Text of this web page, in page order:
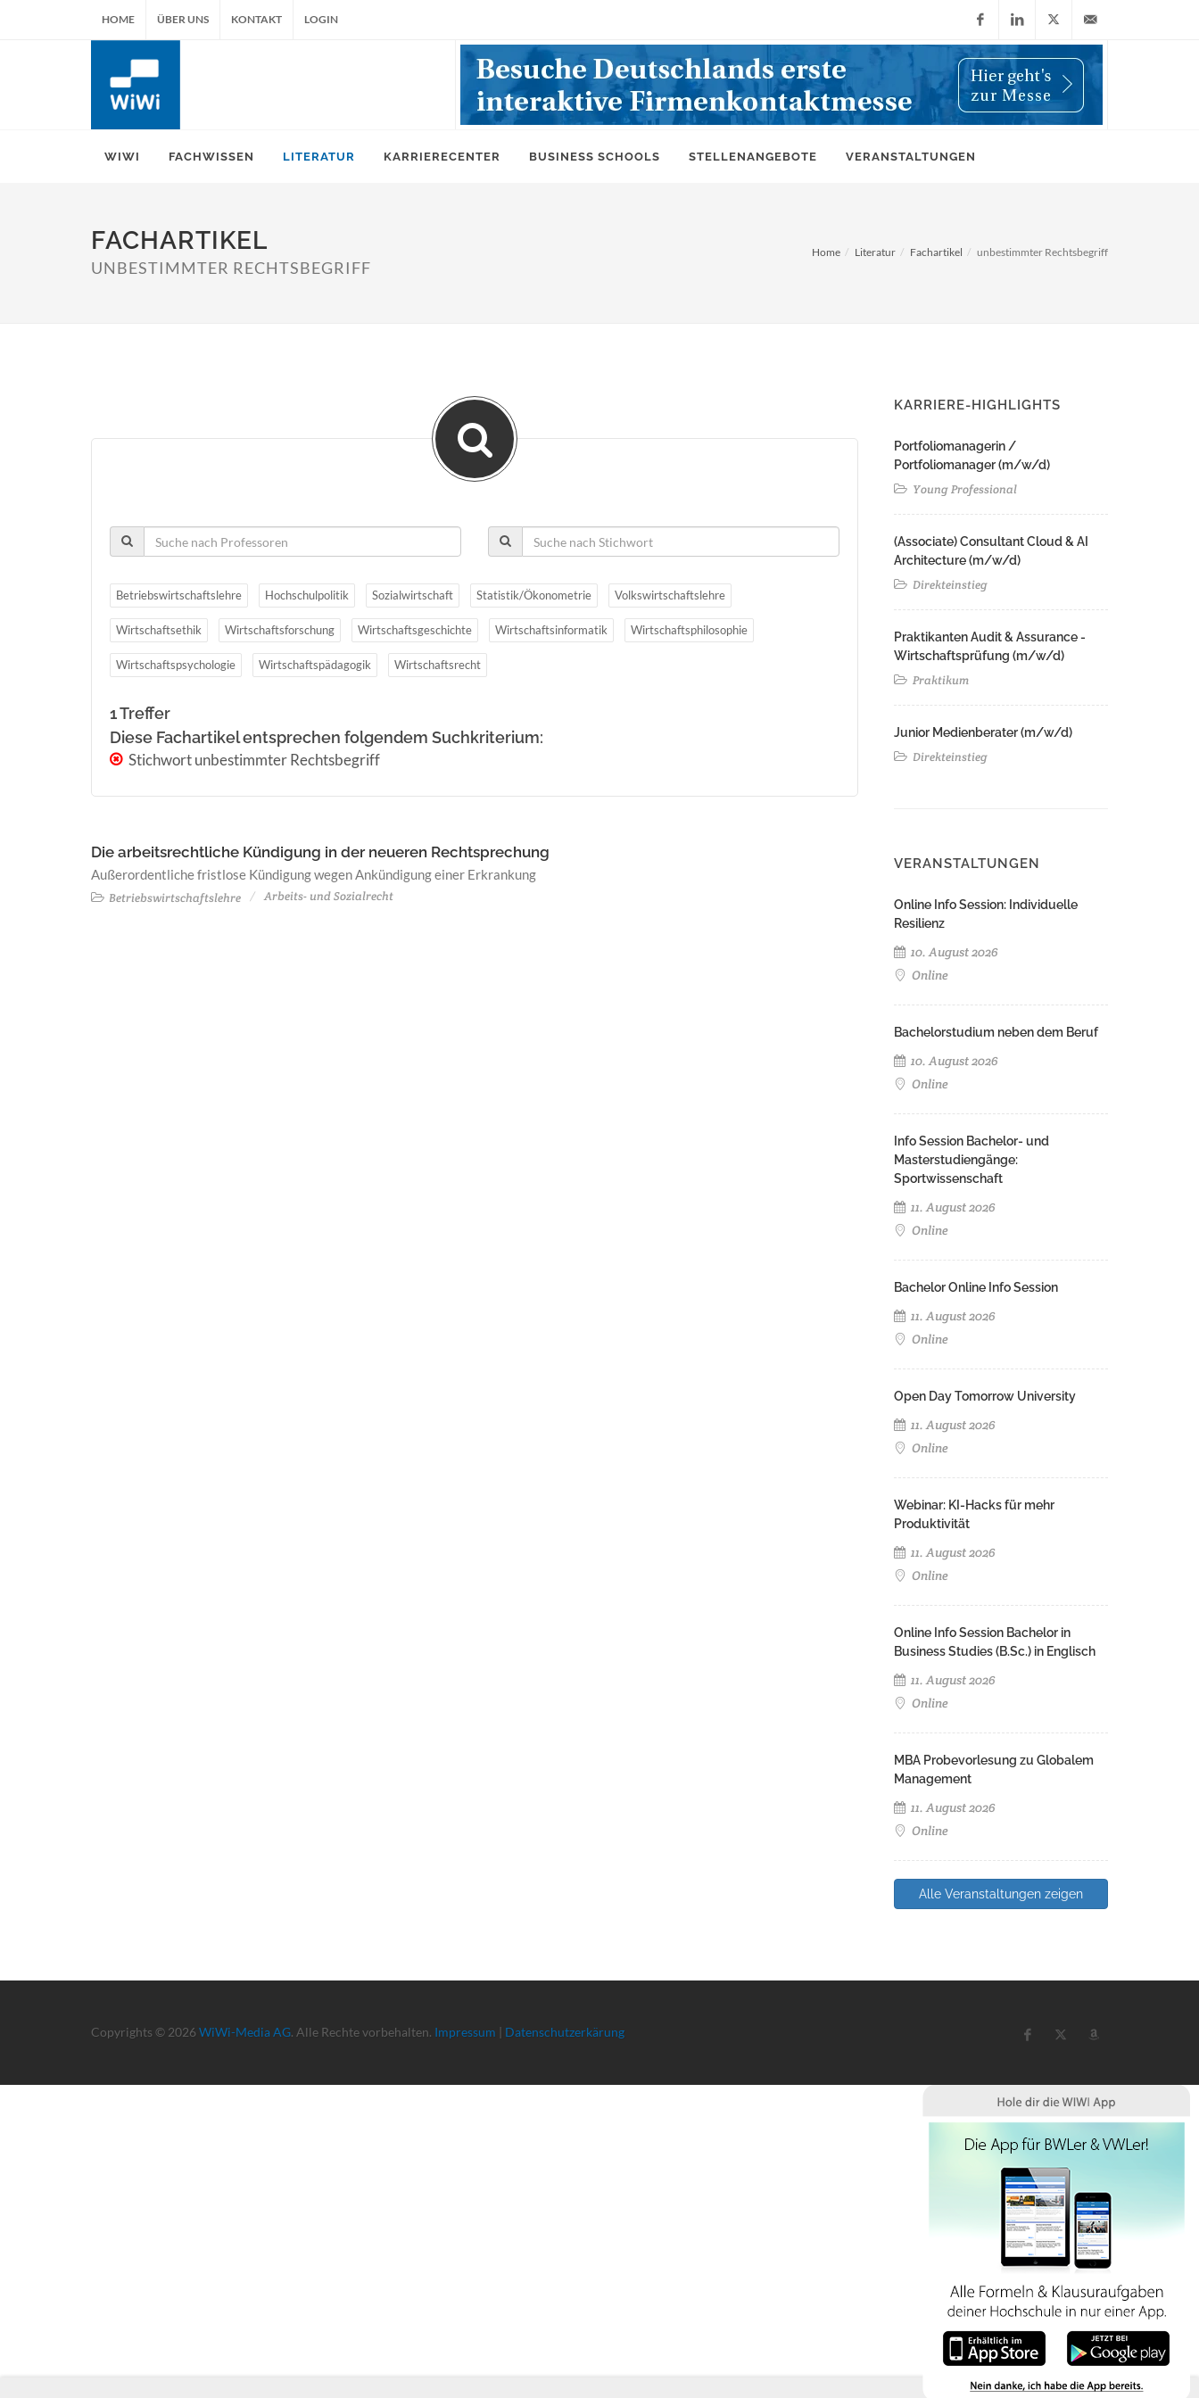
HOME ÜBER UNS KONTAKT LOGIN
FacebookLinkedIn
X
(Twitter)
info@wiwi-
WIWI FACHWISSEN LITERATUR KARRIERECENTER BUSINESS SCHOOLS STELLENANGEBOTE VERANSTALTUNGEN
FACHARTIKEL
UNBESTIMMTER RECHTSBEGRIFF
Home Literatur Fachartikel unbestimmter Rechtsbegriff
Betriebswirtschaftslehre Hochschulpolitik Sozialwirtschaft Statistik/Ökonometrie Volkswirtschaftslehre
Wirtschaftsethik Wirtschaftsforschung Wirtschaftsgeschichte Wirtschaftsinformatik Wirtschaftsphilosophie
Wirtschaftspsychologie Wirtschaftspädagogik Wirtschaftsrecht
1 Treffer
Diese Fachartikel entsprechen folgendem Suchkriterium:
Stichwort unbestimmter Rechtsbegriff
Die arbeitsrechtliche Kündigung in der neueren Rechtsprechung
Außerordentliche fristlose Kündigung wegen Ankündigung einer Erkrankung
Betriebswirtschaftslehre Arbeits- und Sozialrecht
KARRIERE-HIGHLIGHTS
Portfoliomanagerin /
Portfoliomanager (m/w/d)
Young Professional
(Associate) Consultant Cloud & AI
Architecture (m/w/d)​ ​
Direkteinstieg
Praktikanten Audit & Assurance -
Wirtschaftsprüfung (m/w/d)
Praktikum
Junior Medienberater (m/w/d)
Direkteinstieg
VERANSTALTUNGEN
Online Info Session: Individuelle
Resilienz
10. August 2026
Online
Bachelorstudium neben dem Beruf
10. August 2026
Online
Info Session Bachelor- und
Masterstudiengänge:
Sportwissenschaft
11. August 2026
Online
Bachelor Online Info Session
11. August 2026
Online
Open Day Tomorrow University
11. August 2026
Online
Webinar: KI-Hacks für mehr
Produktivität
11. August 2026
Online
Online Info Session Bachelor in
Business Studies (B.Sc.) in Englisch
11. August 2026
Online
MBA Probevorlesung zu Globalem
Management
11. August 2026
Online
Alle Veranstaltungen zeigen
Copyrights © 2026 WiWi-Media AG. Alle Rechte vorbehalten. Impressum | Datenschutzerkärung